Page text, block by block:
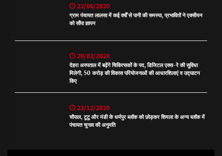
22/06/2020
ग्राम पंचायत लालसा में कई वर्षों से पानी की समस्या, प्रभावितों ने एक्सीयन
को सौंपा ज्ञापन
20/02/2020
देहरा अस्पताल में बढ़ेंगे चिकित्सकों के पद, डिजिटल एक्स-रे की सुविधा
मिलेगी, 50 करोड़ की विकास परियोजनाओं की आधारशिलाएं व उद्घाटन
किए
22/12/2020
चौपाल, टूटू और मंडी के धर्मपुर ब्लॉक को छोड़कर शिमला के अन्य ब्लॉक में
पंचायत चुनाव की अनुमति